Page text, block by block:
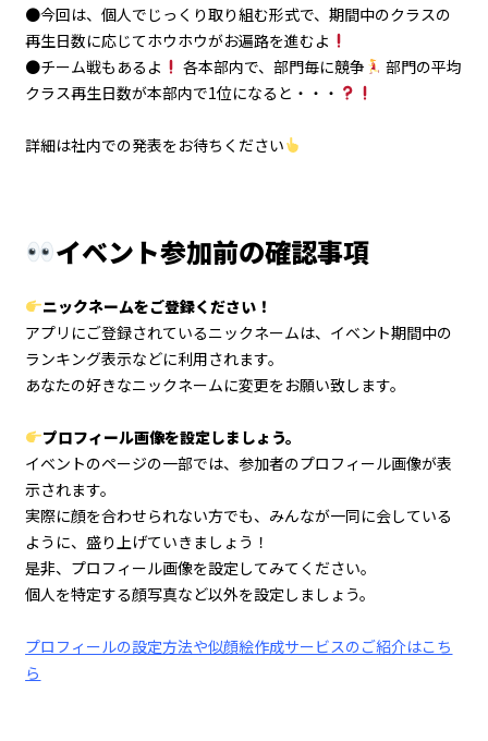
●今回は、個人でじっくり取り組む形式で、期間中のクラスの
再生日数に応じてホウホウがお遍路を進むよ
●チーム戦もあるよ
各本部内で、部門毎に競争
部門の平均
クラス再生日数が本部内で1位になると・・・
詳細は社内での発表をお待ちください
イベント参加前の確認事項
ニックネームをご登録ください！
アプリにご登録されているニックネームは、イベント期間中の
ランキング表示などに利用されます。
あなたの好きなニックネームに変更をお願い致します。
プロフィール画像を設定しましょう。
イベントのページの一部では、参加者のプロフィール画像が表
示されます。
実際に顔を合わせられない方でも、みんなが一同に会している
ように、盛り上げていきましょう！
是非、プロフィール画像を設定してみてください。
個人を特定する顔写真など以外を設定しましょう。
プロフィールの設定方法や似顔絵作成サービスのご紹介はこち
ら